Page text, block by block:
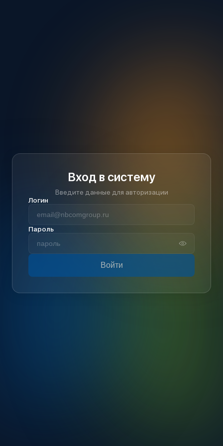
Вход в систему
Введите данные для авторизации
Логин
Пароль
Войти